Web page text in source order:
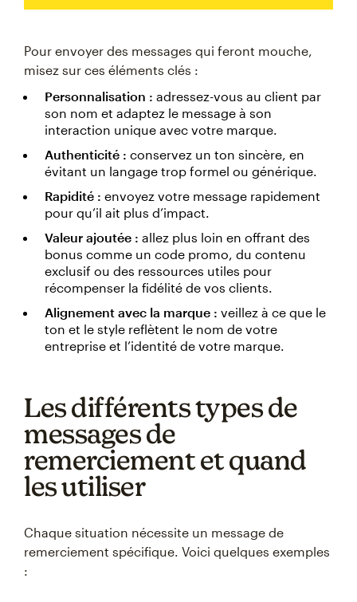
Pour envoyer des messages qui feront mouche,
misez sur ces éléments clés :
Personnalisation : adressez-vous au client par
son nom et adaptez le message à son
interaction unique avec votre marque.
Authenticité : conservez un ton sincère, en
évitant un langage trop formel ou générique.
Rapidité : envoyez votre message rapidement
pour qu’il ait plus d’impact.
Valeur ajoutée : allez plus loin en offrant des
bonus comme un code promo, du contenu
exclusif ou des ressources utiles pour
récompenser la fidélité de vos clients.
Alignement avec la marque : veillez à ce que le
ton et le style reflètent le nom de votre
entreprise et l’identité de votre marque.
Les différents types de
messages de
remerciement et quand
les utiliser
Chaque situation nécessite un message de
remerciement spécifique. Voici quelques exemples
: